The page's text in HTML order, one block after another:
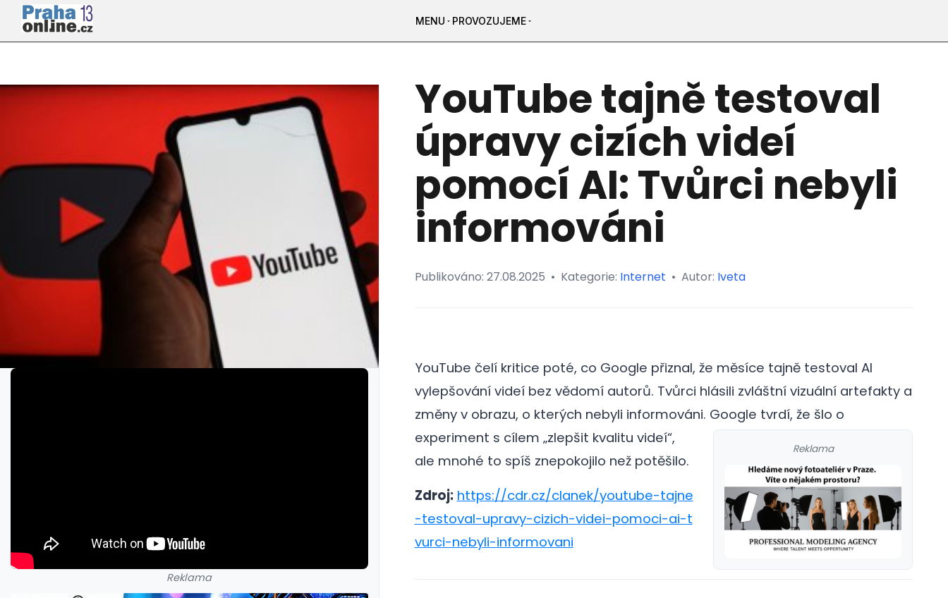
MENU PROVOZUJEME
Reklama
YouTube tajně testoval
úpravy cizích videí
pomocí AI: Tvůrci nebyli
informováni
Publikováno: 27.08.2025 • Kategorie: Internet • Autor: Iveta
YouTube čelí kritice poté, co Google přiznal, že měsíce tajně testoval AI
vylepšování videí bez vědomí autorů. Tvůrci hlásili zvláštní vizuální artefakty a
změny v obrazu, o kterých nebyli informováni.
Reklama
Google tvrdí, že šlo o
experiment s cílem „zlepšit kvalitu videí“,
ale mnohé to spíš znepokojilo než potěšilo.
Zdroj: https://cdr.cz/clanek/youtube-tajne
-testoval-upravy-cizich-videi-pomoci-ai-t
vurci-nebyli-informovani